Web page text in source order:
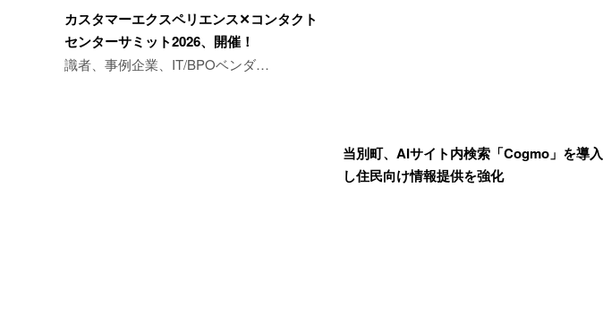
カスタマーエクスペリエンス✕コンタクト
センターサミット2026、開催！
識者、事例企業、IT/BPOベンダ…
当別町、AIサイト内検索「Cogmo」を導入
し住民向け情報提供を強化